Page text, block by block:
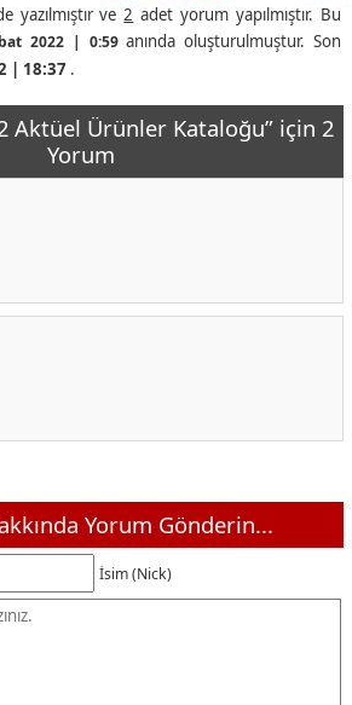
yazılmıştır ve2 adet yorum yapılmıştır. Bu
2022 | 0:59anında oluşturulmuştur. Son
| 18:37 .
Aktüel Ürünler Kataloğu” için 2
Yorum
Yorum Gönderin...
İsim (Nick)